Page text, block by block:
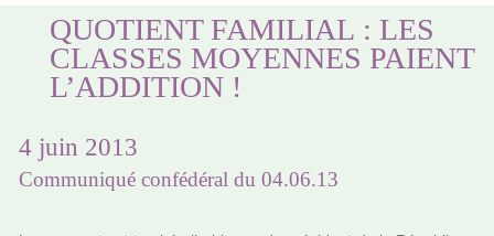
QUOTIENT FAMILIAL : LES
CLASSES MOYENNES PAIENT
L’ADDITION !
4 juin 2013
Communiqué confédéral du 04.06.13